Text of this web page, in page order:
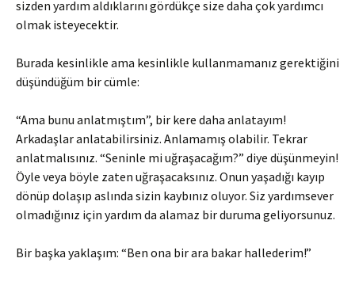
sizden yardım aldıklarını gördükçe size daha çok yardımcı
olmak isteyecektir.
Burada kesinlikle ama kesinlikle kullanmamanız gerektiğini
düşündüğüm bir cümle:
“Ama bunu anlatmıştım”, bir kere daha anlatayım!
Arkadaşlar anlatabilirsiniz. Anlamamış olabilir. Tekrar
anlatmalısınız. “Seninle mi uğraşacağım?” diye düşünmeyin!
Öyle veya böyle zaten uğraşacaksınız. Onun yaşadığı kayıp
dönüp dolaşıp aslında sizin kaybınız oluyor. Siz yardımsever
olmadığınız için yardım da alamaz bir duruma geliyorsunuz.
Bir başka yaklaşım: “Ben ona bir ara bakar hallederim!”